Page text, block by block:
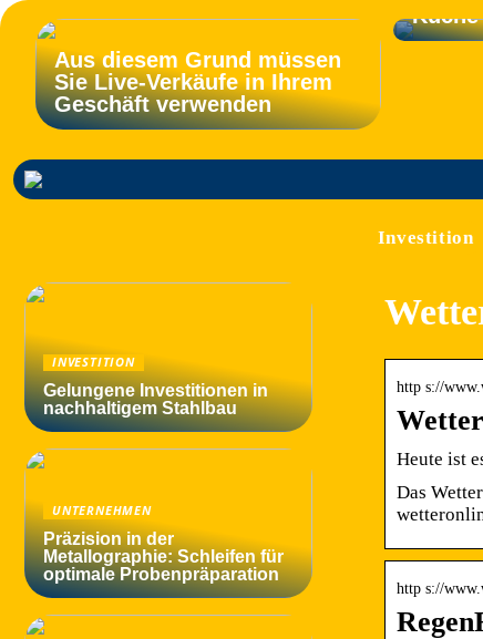
Aus diesem Grund müssen
Sie Live-Verkäufe in Ihrem
Geschäft verwenden
Küche
Investition
http s://
Heute ist
Das
http s://
INVESTITION
Gelungene Investitionen in
nachhaltigem Stahlbau
UNTERNEHMEN
Präzision in der
Metallographie: Schleifen für
optimale Probenpräparation